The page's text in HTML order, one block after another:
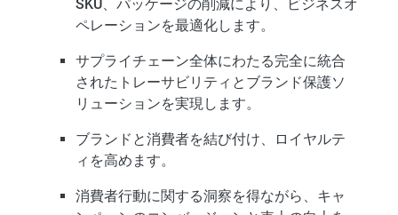
SKU、パッケージの削減により、ビジネスオ
ペレーションを最適化します。
サプライチェーン全体にわたる完全に統合
されたトレーサビリティとブランド保護ソ
リューションを実現します。
ブランドと消費者を結び付け、ロイヤルテ
ィを高めます。
消費者行動に関する洞察を得ながら、キャ